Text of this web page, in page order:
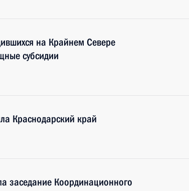
на Крайнем Севере
субсидии
Краснодарский край
заседание Координационного